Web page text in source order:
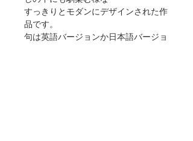
すっきりとモダンにデザインされた作
品です。
句は英語バージョンか日本語バージョ